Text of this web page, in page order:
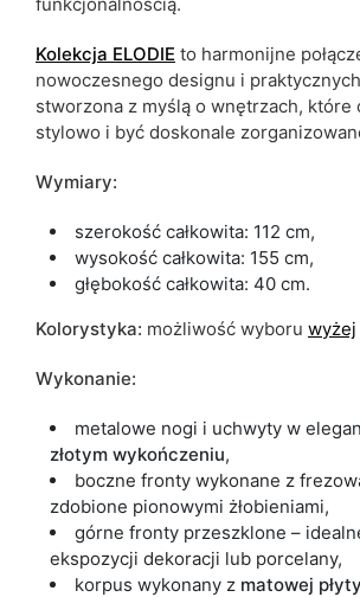
Kolekcja ELODIE to harmonijne
nowoczesnego designu i
stworzona z myślą o wnętrzach, które
stylowo i być doskonale
Wymiary:
szerokość całkowita: 112 cm,
wysokość całkowita: 155 cm,
głębokość całkowita: 40 cm.
Kolorystyka: możliwość wyboru wyżej
Wykonanie:
metalowe nogi i uchwyty w
złotym wykończeniu,
boczne fronty wykonane z
zdobione pionowymi żłobieniami,
górne fronty przeszklone –
ekspozycji dekoracji lub porcelany,
korpus wykonany z matowej